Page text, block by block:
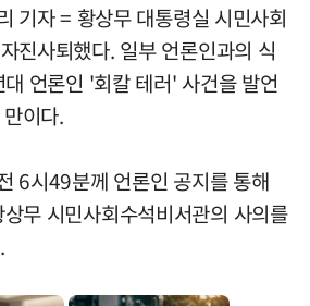
기자 = 황상무 대통령실 시민사회
진사퇴했다. 일부 언론인과의 식
언론인 '회칼 테러' 사건을 발언
이다.
6시49분께 언론인 공지를 통해
무 시민사회수석비서관의 사의를